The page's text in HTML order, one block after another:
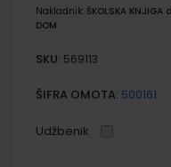
Nakladnik: ŠKOLSKA KNJIGA
DOM
SKU: 569113
ŠIFRA OMOTA: 500161
Udžbenik